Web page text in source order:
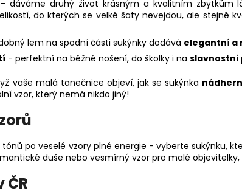
dáváme druhý život krásným a kvalitním zbytkům
do kterých se velké šaty nevejdou, ale stejně
lem na spodní části sukýnky dodává elegantní a
- perfektní na běžné nošení, do školky i na
vaše malá tanečnice objeví, jak se sukýnka
vzor, který nemá nikdo jiný!
po veselé vzory plné energie - vyberte sukýnku,
duše nebo vesmírný vzor pro malé objevitelky,
ČR